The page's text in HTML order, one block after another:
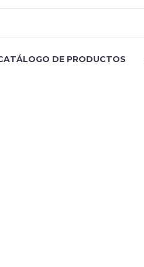
DE PRODUCTOS